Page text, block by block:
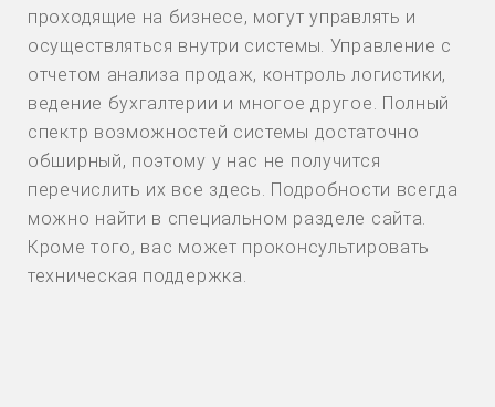
проходящие на бизнесе, могут управлять и
осуществляться внутри системы. Управление с
отчетом анализа продаж, контроль логистики,
ведение бухгалтерии и многое другое. Полный
спектр возможностей системы достаточно
обширный, поэтому у нас не получится
перечислить их все здесь. Подробности всегда
можно найти в специальном разделе сайта.
Кроме того, вас может проконсультировать
техническая поддержка.